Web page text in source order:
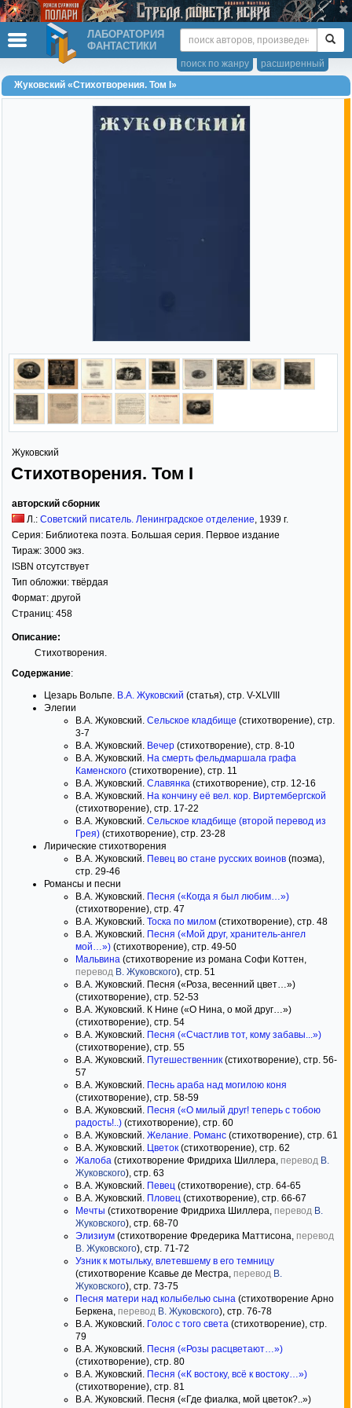
ЛАБОРАТОРИЯ
ФАНТАСТИКИ
расширенный
поиск по жанру
Жуковский «Стихотворения. Том I»
Жуковский
Стихотворения. Том I
авторский сборник
Л.: Советский писатель. Ленинградское отделение, 1939 г.
Серия: Библиотека поэта. Большая серия. Первое издание
Тираж: 3000 экз.
ISBN отсутствует
Тип обложки: твёрдая
Формат: другой
Страниц: 458
Описание:
Стихотворения.
Содержание:
Цезарь Вольпе. В.А. Жуковский (статья), стр. V-XLVIII
Элегии
В.А. Жуковский. Сельское кладбище (стихотворение), стр.
3-7
В.А. Жуковский. Вечер (стихотворение), стр. 8-10
В.А. Жуковский. На смерть фельдмаршала графа
Каменского (стихотворение), стр. 11
В.А. Жуковский. Славянка (стихотворение), стр. 12-16
В.А. Жуковский. На кончину её вел. кор. Виртембергской
(стихотворение), стр. 17-22
В.А. Жуковский. Сельское кладбище (второй перевод из
Грея) (стихотворение), стр. 23-28
Лирические стихотворения
В.А. Жуковский. Певец во стане русских воинов (поэма),
стр. 29-46
Романсы и песни
В.А. Жуковский. Песня («Когда я был любим…»)
(стихотворение), стр. 47
В.А. Жуковский. Тоска по милом (стихотворение), стр. 48
В.А. Жуковский. Песня («Мой друг, хранитель-ангел
мой…») (стихотворение), стр. 49-50
Мальвина (стихотворение из романа Софи Коттен,
перевод В. Жуковского), стр. 51
В.А. Жуковский. Песня («Роза, весенний цвет…»)
(стихотворение), стр. 52-53
В.А. Жуковский. К Нине («О Нина, о мой друг…»)
(стихотворение), стр. 54
В.А. Жуковский. Песня («Счастлив тот, кому забавы...»)
(стихотворение), стр. 55
В.А. Жуковский. Путешественник (стихотворение), стр. 56-
57
В.А. Жуковский. Песнь араба над могилою коня
(стихотворение), стр. 58-59
В.А. Жуковский. Песня («О милый друг! теперь с тобою
радость!..) (стихотворение), стр. 60
В.А. Жуковский. Желание. Романс (стихотворение), стр. 61
В.А. Жуковский. Цветок (стихотворение), стр. 62
Жалоба (стихотворение Фридриха Шиллера, перевод В.
Жуковского), стр. 63
В.А. Жуковский. Певец (стихотворение), стр. 64-65
В.А. Жуковский. Пловец (стихотворение), стр. 66-67
Мечты (стихотворение Фридриха Шиллера, перевод В.
Жуковского), стр. 68-70
Элизиум (стихотворение Фредерика Маттисона, перевод
В. Жуковского), стр. 71-72
Узник к мотыльку, влетевшему в его темницу
(стихотворение Ксавье де Местра, перевод В.
Жуковского), стр. 73-75
Песня матери над колыбелью сына (стихотворение Арно
Беркена, перевод В. Жуковского), стр. 76-78
В.А. Жуковский. Голос с того света (стихотворение), стр.
79
В.А. Жуковский. Песня («Розы расцветают…»)
(стихотворение), стр. 80
В.А. Жуковский. Песня («К востоку, всё к востоку…»)
(стихотворение), стр. 81
В.А. Жуковский. Песня («Где фиалка, мой цветок?..»)